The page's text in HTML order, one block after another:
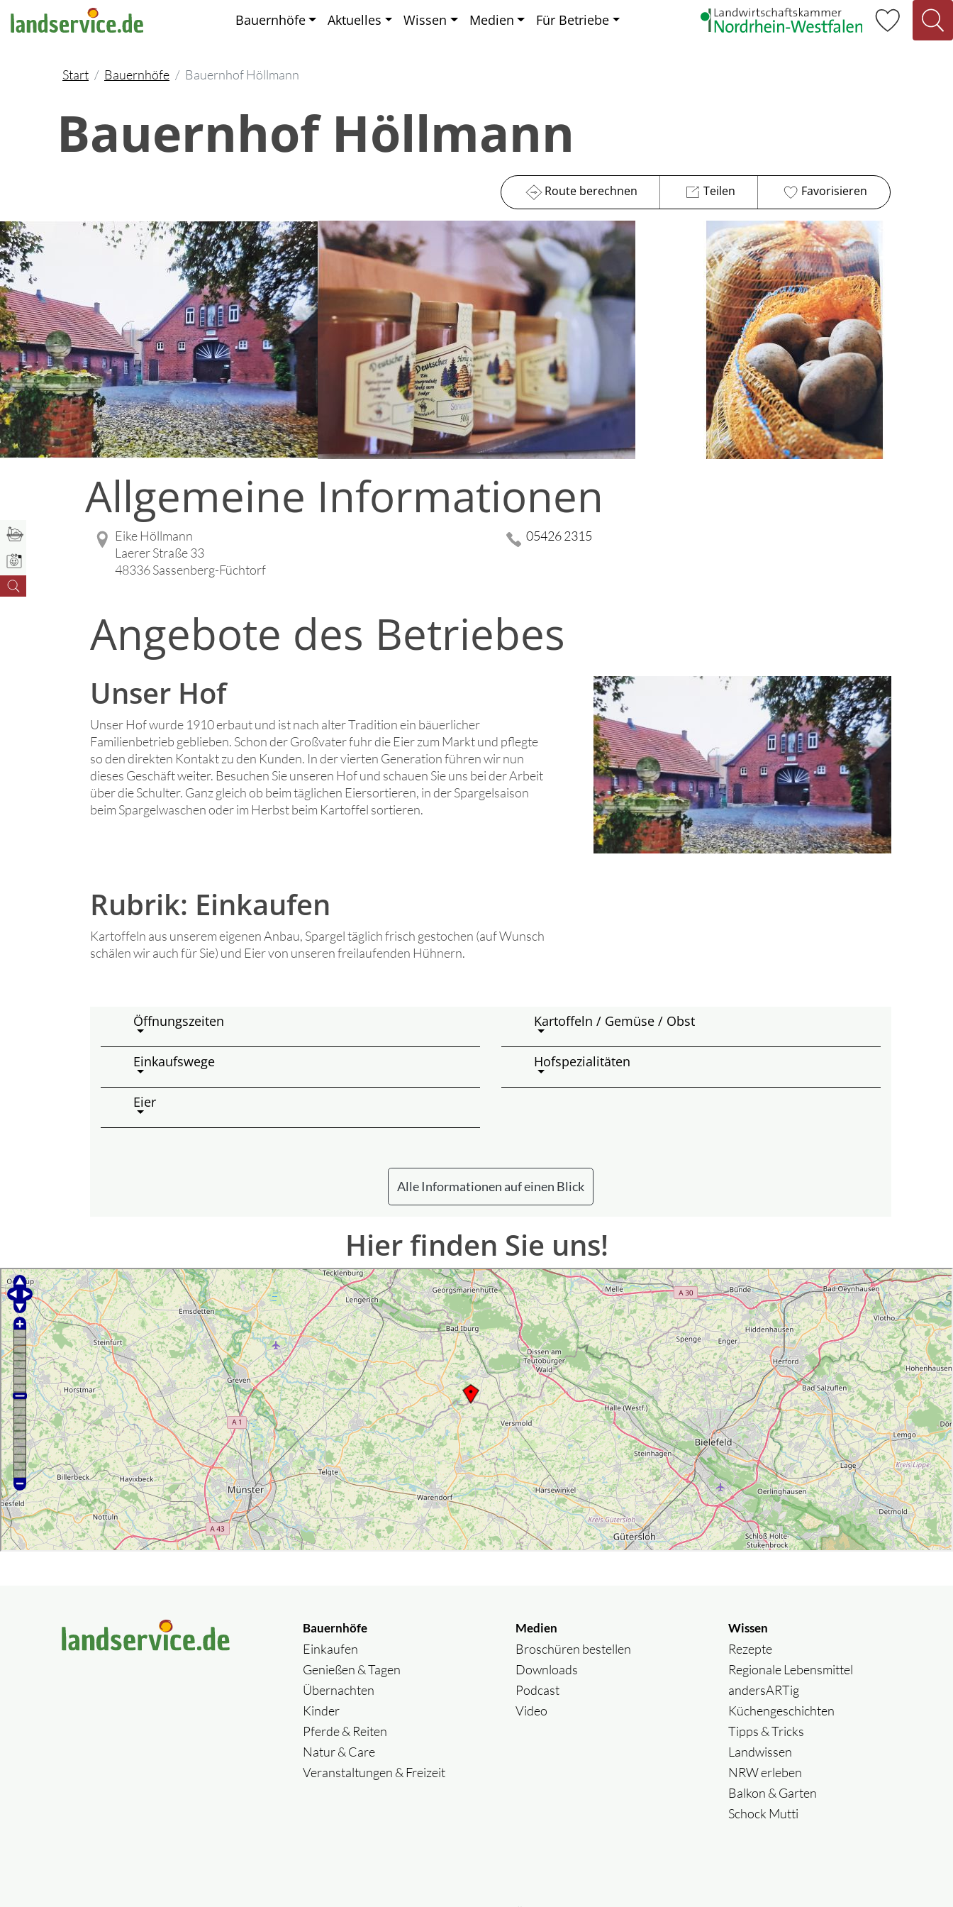
Bauernhöfe Aktuelles Wissen Medien Für Betriebe
Start Bauernhöfe Bauernhof Höllmann
Bauernhof Höllmann
Route berechnen Teilen Favorisieren
Allgemeine Informationen
Eike Höllmann
Laerer Straße 33
48336 Sassenberg-Füchtorf
05426 2315
Angebote des Betriebes
Unser Hof
Unser Hof wurde 1910 erbaut und ist nach alter Tradition ein bäuerlicher
Familienbetrieb geblieben. Schon der Großvater fuhr die Eier zum Markt und pflegte
so den direkten Kontakt zu den Kunden. In der vierten Generation führen wir nun
dieses Geschäft weiter. Besuchen Sie unseren Hof und schauen Sie uns bei der Arbeit
über die Schulter. Ganz gleich ob beim täglichen Eiersortieren, in der Spargelsaison
beim Spargelwaschen oder im Herbst beim Kartoffel sortieren.
Rubrik: Einkaufen
Kartoffeln aus unserem eigenen Anbau, Spargel täglich frisch gestochen (auf Wunsch
schälen wir auch für Sie) und Eier von unseren freilaufenden Hühnern.
Öffnungszeiten
Einkaufswege
Eier
Kartoffeln / Gemüse / Obst
Hofspezialitäten
Alle Informationen auf einen Blick
Hier finden Sie uns!
Bauernhöfe
Einkaufen
Genießen & Tagen
Übernachten
Kinder
Pferde & Reiten
Natur & Care
Veranstaltungen & Freizeit
Medien
Broschüren bestellen
Downloads
Podcast
Video
Wissen
Rezepte
Regionale Lebensmittel
andersARTig
Küchengeschichten
Tipps & Tricks
Landwissen
NRW erleben
Balkon & Garten
Schock Mutti